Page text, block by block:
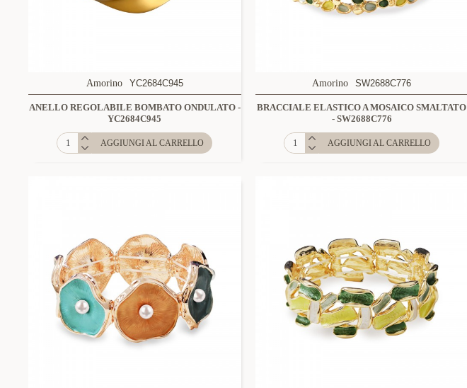
Amorino YC2684C945
ANELLO REGOLABILE BOMBATO ONDULATO -
YC2684C945
AGGIUNGI AL CARRELLO
Amorino SW2688C776
BRACCIALE ELASTICO A MOSAICO SMALTATO
- SW2688C776
AGGIUNGI AL CARRELLO